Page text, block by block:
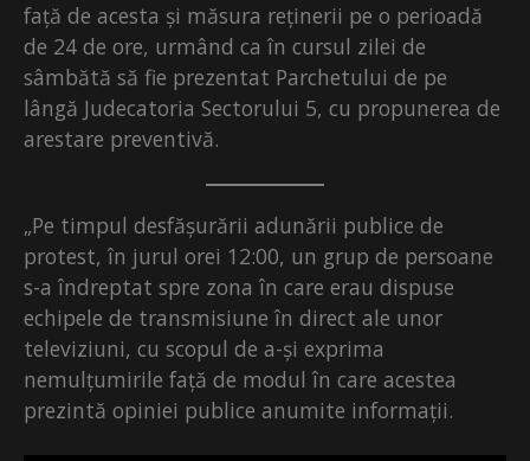
față de acesta și măsura reținerii pe o perioadă
de 24 de ore, urmând ca în cursul zilei de
sâmbătă să fie prezentat Parchetului de pe
lângă Judecatoria Sectorului 5, cu propunerea de
arestare preventivă.
„Pe timpul desfășurării adunării publice de
protest, în jurul orei 12:00, un grup de persoane
s-a îndreptat spre zona în care erau dispuse
echipele de transmisiune în direct ale unor
televiziuni, cu scopul de a-și exprima
nemulțumirile față de modul în care acestea
prezintă opiniei publice anumite informații.